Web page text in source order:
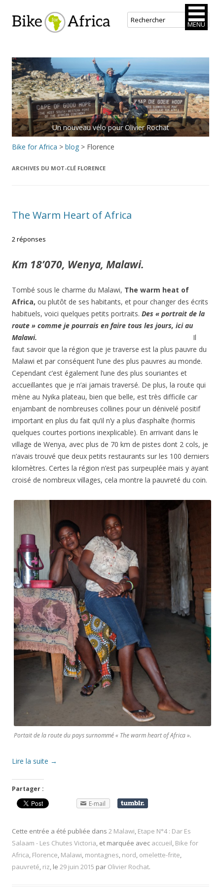
Bike for Africa
au
contenu
principal
Un nouveau vélo pour Olivier Rochat
Bike for Africa > blog > Florence
ARCHIVES DU MOT-CLÉ FLORENCE
The Warm Heart of Africa
2 réponses
Km 18’070, Wenya, Malawi.
Tombé sous le charme du Malawi, The warm heat of
Africa, ou plutôt de ses habitants, et pour changer des écrits
habituels, voici quelques petits portraits. Des « portrait de la
route » comme je pourrais en faire tous les jours, ici au
Malawi. Il
faut savoir que la région que je traverse est la plus pauvre du
Malawi et par conséquent l’une des plus pauvres au monde.
Cependant c’est également l’une des plus souriantes et
accueillantes que je n’ai jamais traversé. De plus, la route qui
mène au Nyika plateau, bien que belle, est très difficile car
enjambant de nombreuses collines pour un dénivelé positif
important en plus du fait qu’il n’y a plus d’asphalte (hormis
quelques courtes portions inexplicable). En arrivant dans le
village de Wenya, avec plus de 70 km de pistes dont 2 cols, je
n’avais trouvé que deux petits restaurants sur les 100 derniers
kilomètres. Certes la région n’est pas surpeuplée mais y ayant
croisé de nombreux villages, cela montre la pauvreté du coin.
Portait de la route du pays surnommé « The warm heart of Africa ».
Lire la suite →
Partager :
E-mail
Cette entrée a été publiée dans 2 Malawi Etape N°4 : Dar Es
Salaam - Les Chutes Victoria , et marquée avec accueil Bike for
Africa Florence Malawi montagnes nord omelette-frite
pauvreté riz , le 29 juin 2015 par Olivier Rochat.
MENU